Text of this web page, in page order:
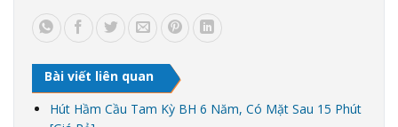
Bài viết liên quan
Hút Hầm Cầu Tam Kỳ BH 6 Năm, Có Mặt Sau 15 Phút